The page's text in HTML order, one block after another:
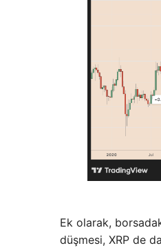
Ek olarak,
düşmesi, XRP de